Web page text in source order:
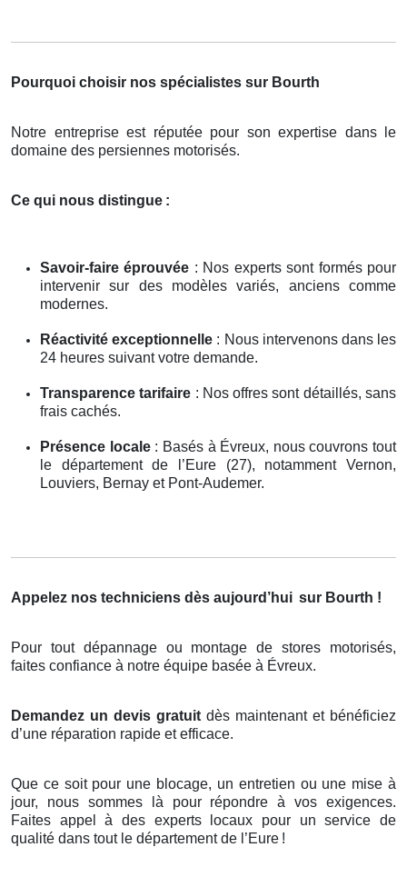
Pourquoi choisir nos spécialistes sur Bourth
Notre entreprise est réputée pour son expertise dans le
domaine des persiennes motorisés.
Ce qui nous distingue :
Savoir-faire éprouvée : Nos experts sont formés pour
intervenir sur des modèles variés, anciens comme
modernes.
Réactivité exceptionnelle : Nous intervenons dans les
24 heures suivant votre demande.
Transparence tarifaire : Nos offres sont détaillés, sans
frais cachés.
Présence locale: Basés à Évreux, nous couvrons tout
le département de l’Eure (27), notamment Vernon,
Louviers, Bernay et Pont-Audemer.
Appelez nos techniciens dès aujourd’hui sur Bourth !
Pour tout dépannage ou montage de stores motorisés,
faites confiance à notre équipe basée à Évreux.
Demandez un devis gratuit dès maintenant et bénéficiez
d’une réparation rapide et efficace.
Que ce soit pour une blocage, un entretien ou une mise à
jour, nous sommes là pour répondre à vos exigences.
Faites appel à des experts locaux pour un service de
qualité dans tout le département de l’Eure !